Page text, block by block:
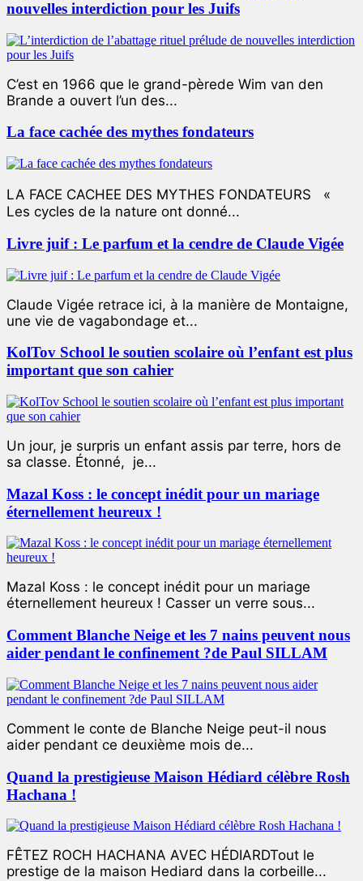
nouvelles interdiction pour les Juifs
C’est en 1966 que le grand-pèrede Wim van den
Brande a ouvert l’un des...
La face cachée des mythes fondateurs
LA FACE CACHEE DES MYTHES FONDATEURS «
Les cycles de la nature ont donné...
Livre juif : Le parfum et la cendre de Claude Vigée
Claude Vigée retrace ici, à la manière de Montaigne,
une vie de vagabondage et...
KolTov School le soutien scolaire où l’enfant est plus
important que son cahier
Un jour, je surpris un enfant assis par terre, hors de
sa classe. Étonné, je...
Mazal Koss : le concept inédit pour un mariage
éternellement heureux !
Mazal Koss : le concept inédit pour un mariage
éternellement heureux ! Casser un verre sous...
Comment Blanche Neige et les 7 nains peuvent nous
aider pendant le confinement ?de Paul SILLAM
Comment le conte de Blanche Neige peut-il nous
aider pendant ce deuxième mois de...
Quand la prestigieuse Maison Hédiard célèbre Rosh
Hachana !
FÊTEZ ROCH HACHANA AVEC HÉDIARDTout le
prestige de la maison Hediard dans la corbeille...